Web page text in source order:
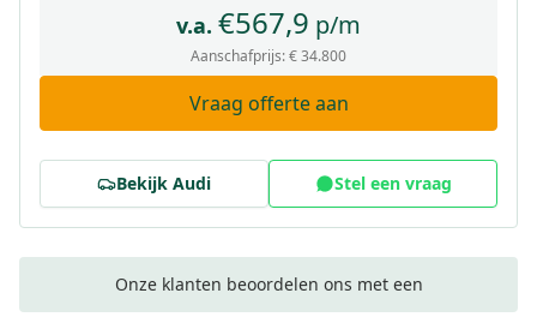
v.a. €567,9 p/m
Aanschafprijs:€ 34.800
Vraag offerte aan
Bekijk Audi Stel een vraag
Onze klanten beoordelen ons met een